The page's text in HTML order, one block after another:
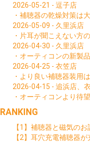
2026-05-21 - 逗子店
・補聴器の乾燥対策は
2026-05-09 - 久里浜店
・片耳が聞こえない方の
2026-04-30 - 久里浜店
・オーティコンの新製
2026-04-25 - 衣笠店
・より良い補聴器装用
2026-04-15 - 追浜店、
・オーティコンより待
RANKING
【1】補聴器と磁気のお
【2】耳穴充電補聴器